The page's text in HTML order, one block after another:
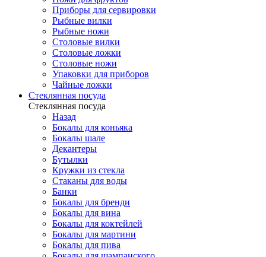
Приборы для сервировки
Рыбные вилки
Рыбные ножи
Столовые вилки
Столовые ложки
Столовые ножи
Упаковки для приборов
Чайные ложки
Стеклянная посуда
Стеклянная посуда
Назад
Бокалы для коньяка
Бокалы шале
Декантеры
Бутылки
Кружки из стекла
Стаканы для воды
Банки
Бокалы для бренди
Бокалы для вина
Бокалы для коктейлей
Бокалы для мартини
Бокалы для пива